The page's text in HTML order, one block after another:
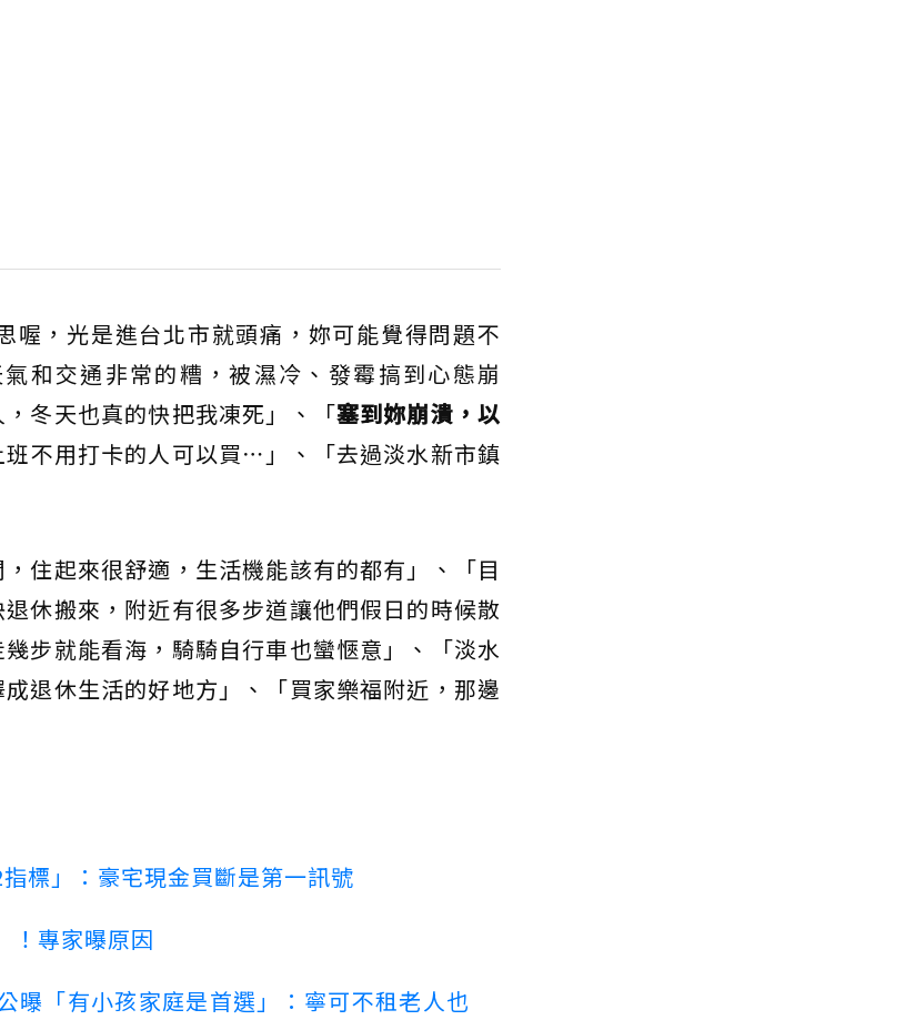
喔，光是進台北市就頭痛，妳可能覺得問題不
和交通非常的糟，被濕冷、發霉搞到心態崩
冬天也真的快把我凍死」、「塞到妳崩潰，以
班不用打卡的人可以買⋯」、「去過淡水新市鎮
住起來很舒適，生活機能該有的都有」、「目
休搬來，附近有很多步道讓他們假日的時候散
步就能看海，騎騎自行車也蠻愜意」、「淡水
退休生活的好地方」、「買家樂福附近，那邊
標」：豪宅現金買斷是第一訊號
！專家曝原因
曝「有小孩家庭是首選」：寧可不租老人也